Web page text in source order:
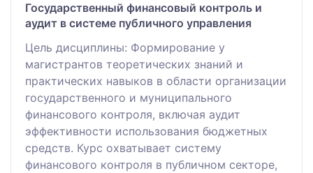
Государственный финансовый контроль и
аудит в системе публичного управления
Цель дисциплины: Формирование у
магистрантов теоретических знаний и
практических навыков в области организации
государственного и муниципального
финансового контроля, включая аудит
эффективности использования бюджетных
средств. Курс охватывает систему
финансового контроля в публичном секторе,